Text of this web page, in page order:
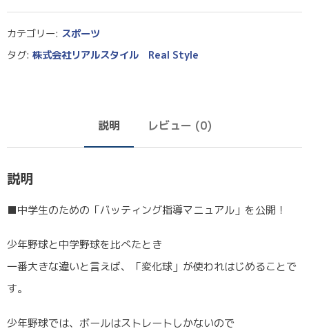
カテゴリー: スポーツ
タグ: 株式会社リアルスタイル Real Style
説明 レビュー (0)
説明
■中学生のための「バッティング指導マニュアル」を公開！
少年野球と中学野球を比べたとき
一番大きな違いと言えば、「変化球」が使われはじめることで
す。
少年野球では、ボールはストレートしかないので